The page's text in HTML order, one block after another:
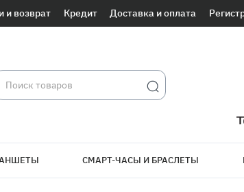
и возврат Кредит Доставка и оплата
СМАРТ-ЧАСЫ И БРАСЛЕТЫ